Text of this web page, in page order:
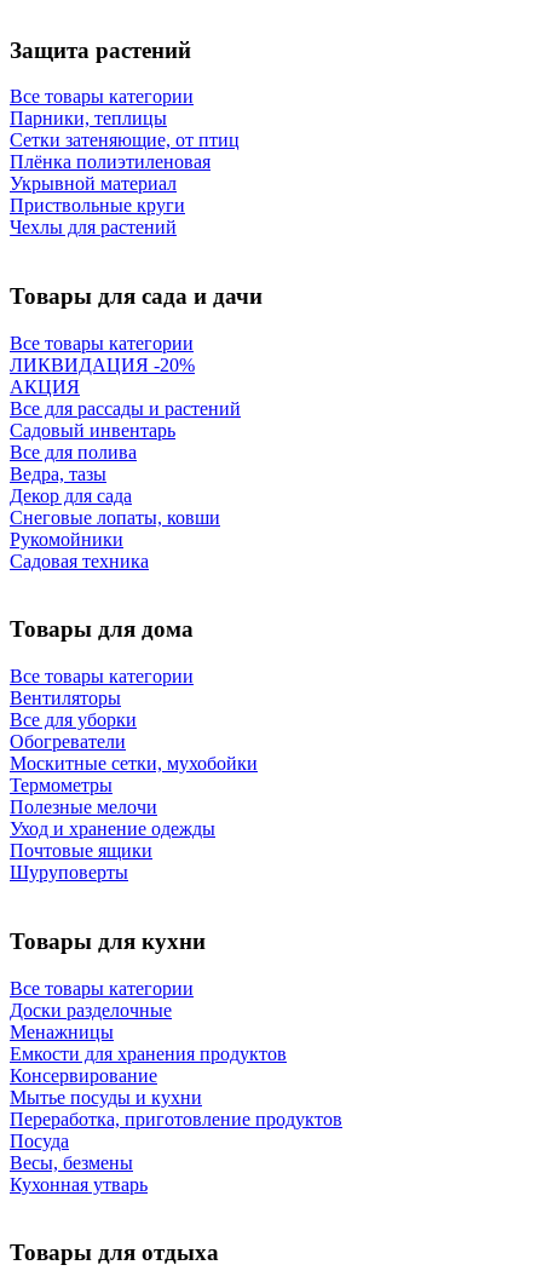
Защита растений
Все товары категории
Парники, теплицы
Сетки затеняющие, от птиц
Плёнка полиэтиленовая
Укрывной материал
Приствольные круги
Чехлы для растений
Товары для сада и дачи
Все товары категории
ЛИКВИДАЦИЯ -20%
АКЦИЯ
Все для рассады и растений
Садовый инвентарь
Все для полива
Ведра, тазы
Декор для сада
Снеговые лопаты, ковши
Рукомойники
Садовая техника
Товары для дома
Все товары категории
Вентиляторы
Все для уборки
Обогреватели
Москитные сетки, мухобойки
Термометры
Полезные мелочи
Уход и хранение одежды
Почтовые ящики
Шуруповерты
Товары для кухни
Все товары категории
Доски разделочные
Менажницы
Емкости для хранения продуктов
Консервирование
Мытье посуды и кухни
Переработка, приготовление продуктов
Посуда
Весы, безмены
Кухонная утварь
Товары для отдыха